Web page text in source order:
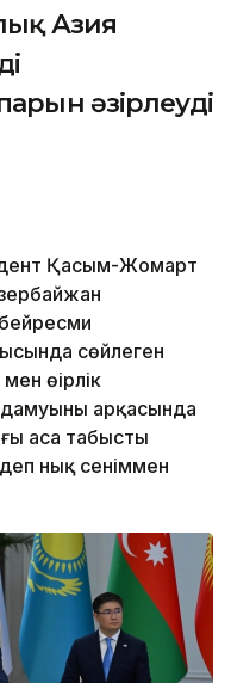
Азия
әзірлеуді
Қасым-Жомарт
сөйлеген
өңірлік
арқасында
аса табысты
нық сеніммен